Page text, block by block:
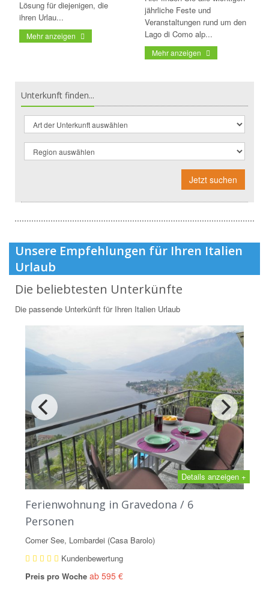
Lösung für diejenigen, die
ihren Urlau...
Mehr anzeigen
jährliche Feste und
Veranstaltungen rund um den
Lago di Como alp...
Mehr anzeigen
Unterkunft finden...
Jetzt suchen
Unsere Empfehlungen für Ihren Italien
Urlaub
Die beliebtesten Unterkünfte
Die passende Unterkünft für Ihren Italien Urlaub
Details anzeigen +
Ferienwohnung in Gravedona / 6
Personen
Comer See, Lombardei (Casa Barolo)
Kundenbewertung
Preis pro Woche ab 595 €